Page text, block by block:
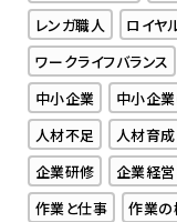
レンガ職人
ロイヤ
ワークライフバランス
中小企業
中小企
人材不足
人材育成
企業研修
企業経営
作業と仕事
作業の